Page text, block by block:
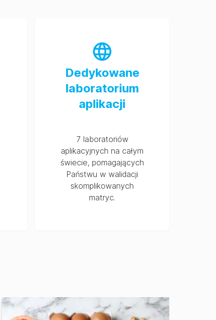
Dedykowane
laboratorium
aplikacji
7 laboratoriów
aplikacyjnych na całym
świecie, pomagających
Państwu w walidacji
skomplikowanych
matryc.